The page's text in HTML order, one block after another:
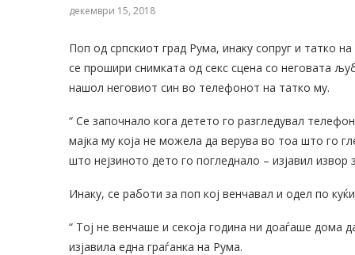
декември 15, 2018
Поп од српскиот град Рума, инаку сопруг и татко
се прошири снимката од секс сцена со неговата
нашол неговиот син во телефонот на татко му.
“ Се започнало кога детето го разгледувал
мајка му која не можела да верува во тоа што го
што нејзиното дето го погледнало – изјавил извор
Инаку, се работи за поп кој венчавал и одел по
“ Тој не венчаше и секоја година ни доаѓаше дома
изјавила една граѓанка на Рума.